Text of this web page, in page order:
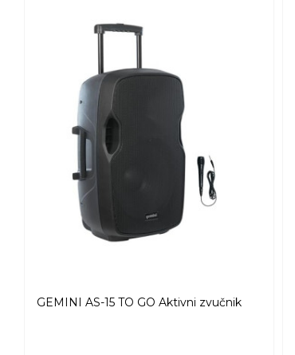
GEMINI AS-15 TO GO Aktivni zvučnik